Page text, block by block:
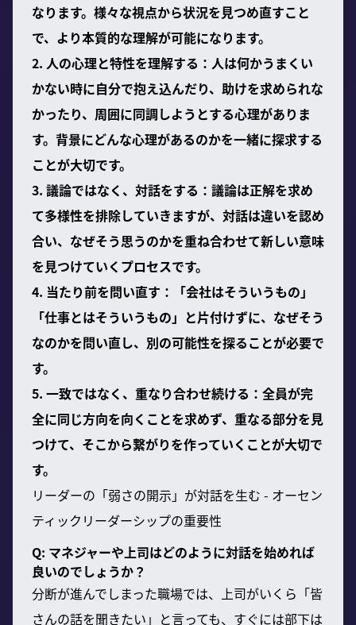
なります。様々な視点から状況を見つめ直すこと
で、より本質的な理解が可能になります。
2. 人の心理と特性を理解する：人は何かうまくい
かない時に自分で抱え込んだり、助けを求められな
かったり、周囲に同調しようとする心理がありま
す。背景にどんな心理があるのかを一緒に探求する
ことが大切です。
3. 議論ではなく、対話をする：議論は正解を求め
て多様性を排除していきますが、対話は違いを認め
合い、なぜそう思うのかを重ね合わせて新しい意味
を見つけていくプロセスです。
4. 当たり前を問い直す：「会社はそういうもの」
「仕事とはそういうもの」と片付けずに、なぜそう
なのかを問い直し、別の可能性を探ることが必要で
す。
5. 一致ではなく、重なり合わせ続ける：全員が完
全に同じ方向を向くことを求めず、重なる部分を見
つけて、そこから繋がりを作っていくことが大切で
す。
リーダーの「弱さの開示」が対話を生む - オーセン
ティックリーダーシップの重要性
Q: マネジャーや上司はどのように対話を始めれば
良いのでしょうか？
分断が進んでしまった職場では、上司がいくら「皆
さんの話を聞きたい」と言っても、すぐには部下は